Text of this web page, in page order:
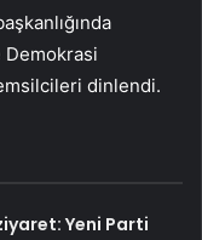
Demokrasi
dinlendi.
Yeni Parti